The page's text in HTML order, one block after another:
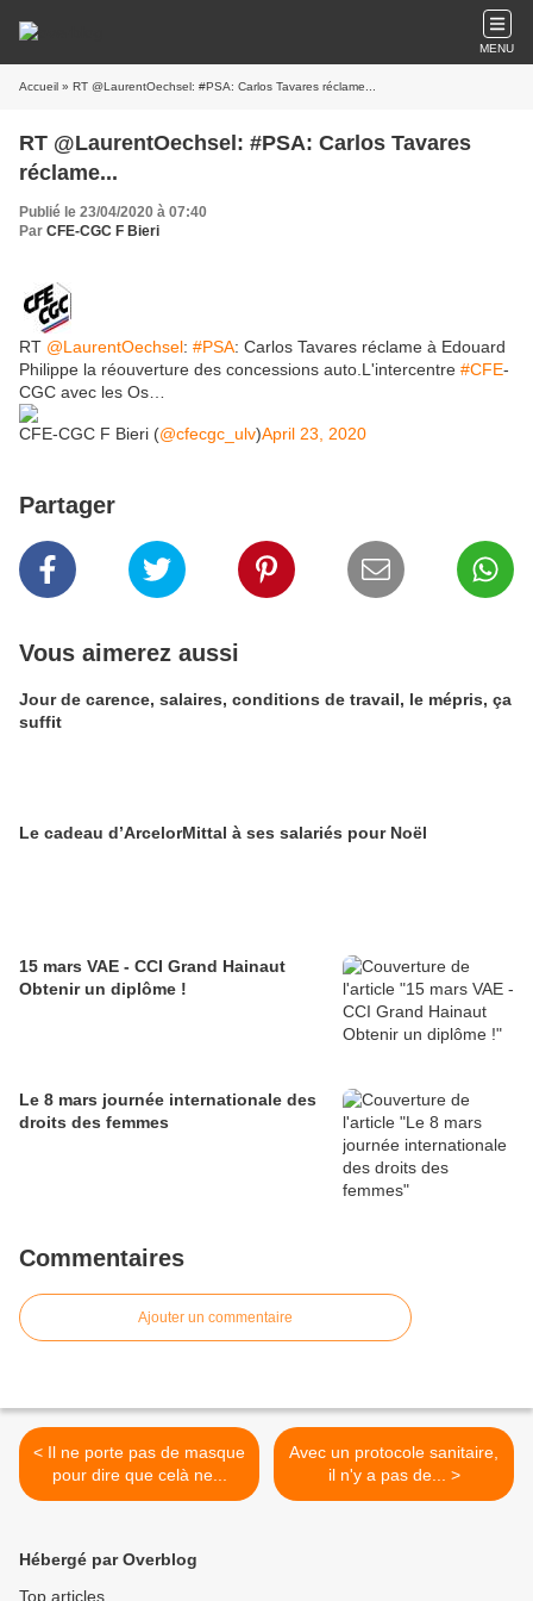
MENU
Accueil » RT @LaurentOechsel: #PSA: Carlos Tavares réclame...
RT @LaurentOechsel: #PSA: Carlos Tavares
réclame...
Publié le 23/04/2020 à 07:40
Par CFE-CGC F Bieri
RT @LaurentOechsel: #PSA: Carlos Tavares réclame à Edouard
Philippe la réouverture des concessions auto.L'intercentre #CFE-
CGC avec les Os…
CFE-CGC F Bieri (@cfecgc_ulv)April 23, 2020
Partager
Vous aimerez aussi
Jour de carence, salaires, conditions de travail, le mépris, ça
suffit
Le cadeau d’ArcelorMittal à ses salariés pour Noël
15 mars VAE - CCI Grand Hainaut
Obtenir un diplôme !
Le 8 mars journée internationale des
droits des femmes
Commentaires
Ajouter un commentaire
< Il ne porte pas de masque
pour dire que celà ne...
Avec un protocole sanitaire,
il n'y a pas de... >
Hébergé par Overblog
Top articles